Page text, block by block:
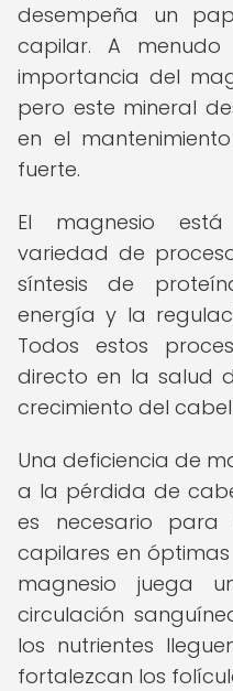
desempeña un
capilar. A
importancia del
pero este mineral
en el
fuerte.
El magnesio
variedad de
síntesis de
energía y la
Todos estos
directo en la salud
crecimiento del
Una deficiencia de
a la pérdida de
es necesario para
capilares en
magnesio juega
circulación
los nutrientes
fortalezcan los